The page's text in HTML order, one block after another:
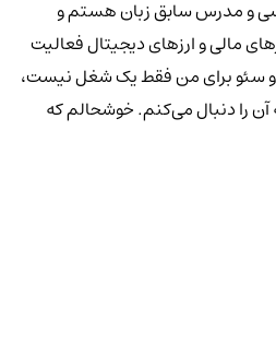
و مدرس سابق زبان هستم و
مالی و ارزهای دیجیتال فعالیت
و سئو برای من فقط یک شغل نیست،
را دنبال می‌کنم. خوشحالم که